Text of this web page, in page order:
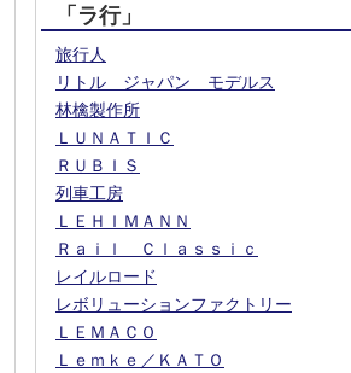
「ラ行」
旅行人
リトル ジャパン モデルス
林檎製作所
ＬＵＮＡＴＩＣ
ＲＵＢＩＳ
列車工房
ＬＥＨＩＭＡＮＮ
Ｒａｉｌ Ｃｌａｓｓｉｃ
レイルロード
レボリューションファクトリー
ＬＥＭＡＣＯ
Ｌｅｍｋｅ／ＫＡＴＯ